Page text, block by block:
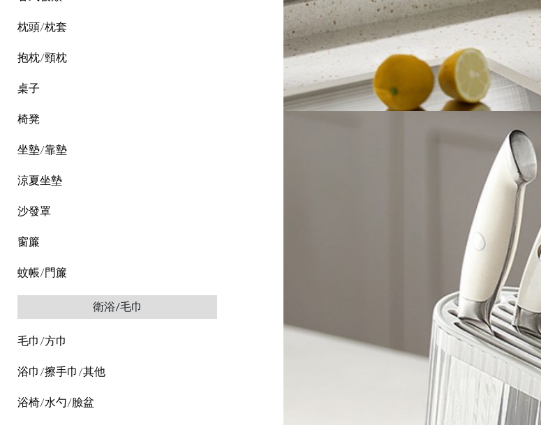
枕頭/枕套
抱枕/頸枕
桌子
椅凳
坐墊/靠墊
涼夏坐墊
沙發罩
窗簾
蚊帳/門簾
衛浴/毛巾
毛巾/方巾
浴巾/擦手巾/其他
浴椅/水勺/臉盆